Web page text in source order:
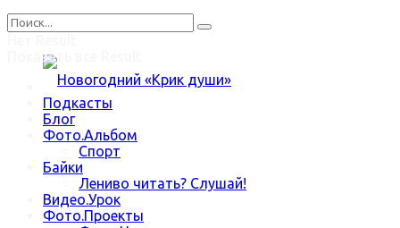
фото у ёлки
Новогодний «Крик души»
Trending Метки
Показать все Result
Подкасты
Блог
Фото.Альбом
Спорт
Байки
Лениво читать? Слушай!
Видео.Урок
Фото.Проекты